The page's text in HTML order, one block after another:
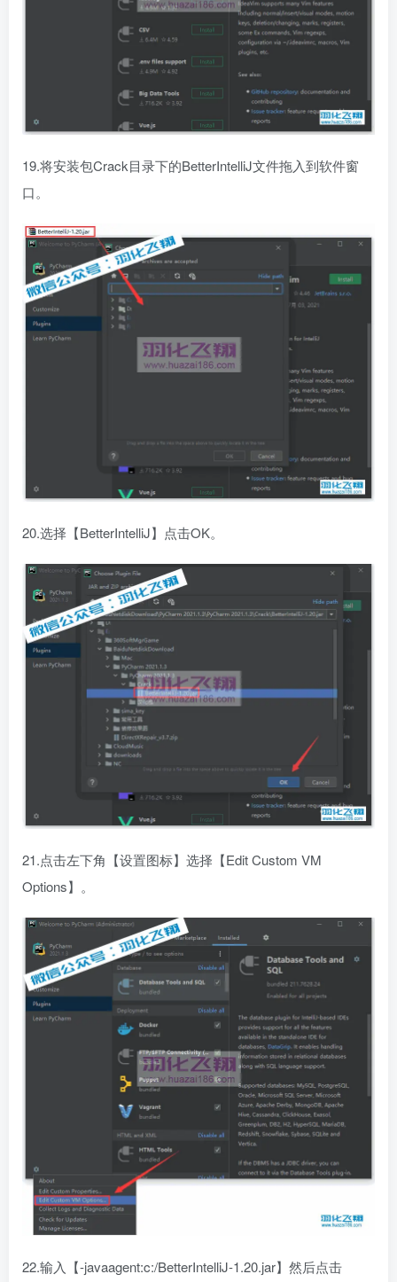
19.将安装包Crack目录下的BetterIntelliJ文件拖入到软件窗
口。
20.选择【BetterIntelliJ】点击OK。
21.点击左下角【设置图标】选择【Edit Custom VM
Options】。
22.输入【-javaagent:c:/BetterIntelliJ-1.20.jar】然后点击